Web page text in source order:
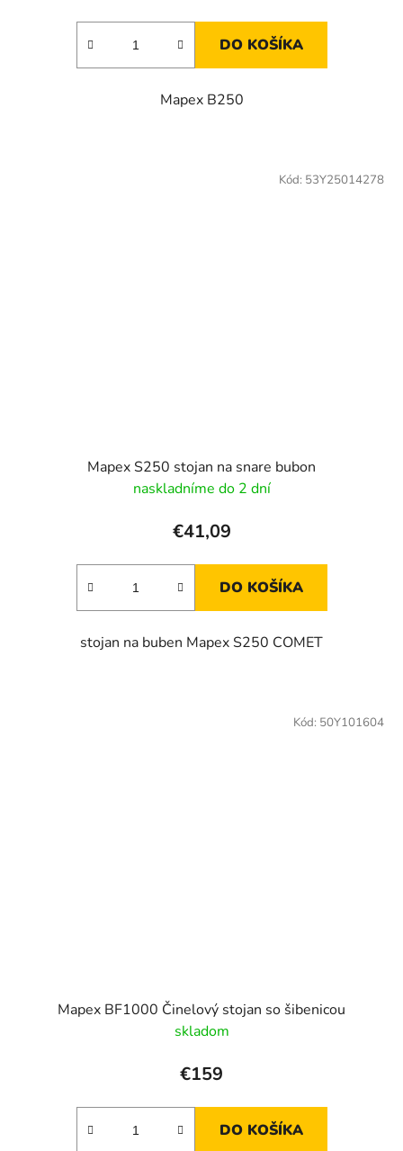
DO KOŠÍKA
Mapex B250
Mapex S250 stojan na snare bubon
naskladníme do 2 dní
€41,09
DO KOŠÍKA
stojan na buben Mapex S250 COMET
Kód: 53Y25014278
Mapex BF1000 Činelový stojan so šibenicou
skladom
€159
DO KOŠÍKA
Kód: 50Y101604